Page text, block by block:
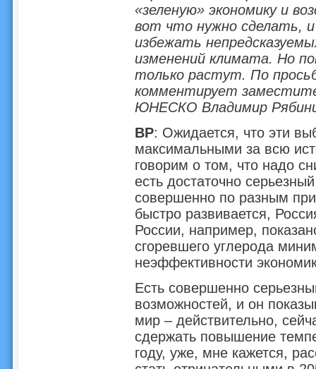
«зеленую» экономику и
вот что нужно сделать,
избежать
изменений климата. Но
только растут. По
комментирует
ЮНЕСКО Владимир
ВР: Ожидается, что эти
максимальными за всю
говорим о том, что надо
есть достаточно
совершенно по разным
быстро развивается,
России, например,
сгоревшего углерода
неэффективности
Есть совершенно
возможностей, и он
мир – действительно,
сдержать повышение
году, уже, мне кажется,